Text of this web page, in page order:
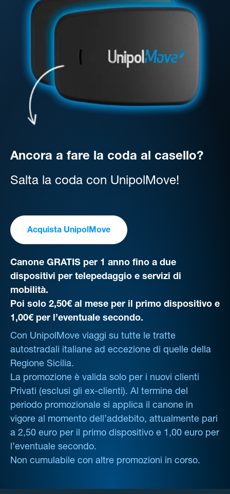
Ancora a fare la coda al casello?
Salta la coda con UnipolMove!
Acquista UnipolMove
Canone GRATIS per 1 anno fino a due
dispositivi per telepedaggio e servizi di
mobilità.
Poi solo 2,50€ al mese per il primo dispositivo e
1,00€ per l’eventuale secondo.
Con UnipolMove viaggi su tutte le tratte
autostradali italiane ad eccezione di quelle della
Regione Sicilia.
La promozione è valida solo per i nuovi clienti
Privati (esclusi gli ex-clienti). Al termine del
periodo promozionale si applica il canone in
vigore al momento dell’addebito, attualmente pari
a 2,50 euro per il primo dispositivo e 1,00 euro per
l’eventuale secondo.
Non cumulabile con altre promozioni in corso.